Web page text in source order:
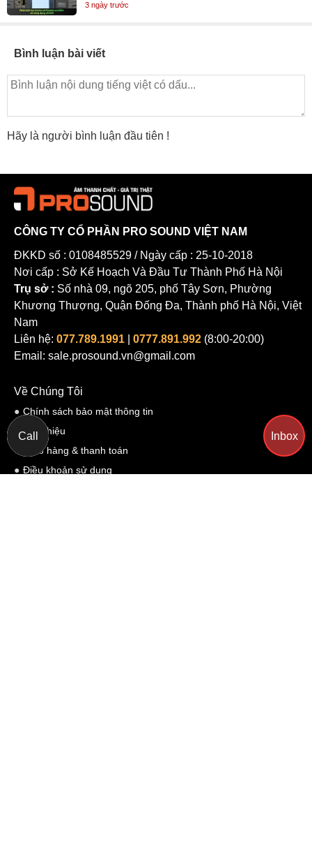
3 ngày trước
Bình luận bài viết
Hãy là người bình luận đầu tiên !
CÔNG TY CỔ PHẦN PRO SOUND VIỆT NAM
ĐKKD số : 0108485529 / Ngày cấp : 25-10-2018
Nơi cấp : Sở Kế Hoạch Và Đầu Tư Thành Phố Hà Nội
Trụ sở : Số nhà 09, ngõ 205, phố Tây Sơn, Phường
Khương Thượng, Quận Đống Đa, Thành phố Hà Nội, Việt
Nam
Liên hệ: 077.789.1991 0777.891.992 (8:00-20:00)
Email: sale.prosound.vn@gmail.com
Về Chúng Tôi
Chính sách bảo mật thông tin
Giới thiệu
Giao hàng & thanh toán
Điều khoản sử dụng
Call Inbox